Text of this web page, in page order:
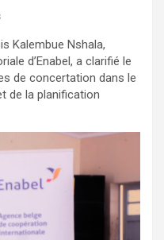
Kalembue Nshala,
d’Enabel, a clarifié le
de concertation dans le
de la planification